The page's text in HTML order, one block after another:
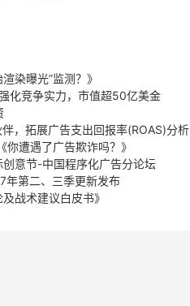
染曝光”监测？》
化竞争实力，市值超50亿美金
，拓展广告支出回报率(ROAS)分析
遭遇了广告欺诈吗？》
意节-中国程序化广告分论坛
年第二、三季更新发布
战术建议白皮书》